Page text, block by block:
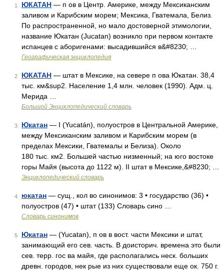
1 ЮКАТАН — п ов в Центр. Америке, между Мексиканским
заливом и Карибским морем; Мексика, Гватемала, Белиз.
По распространенной, но мало достоверной этимологии,
название Юкатан (Jucatan) возникло при первом контакте
испанцев с аборигенами: высадившийся в&#8230; …
Географическая энциклопедия
2 ЮКАТАН — штат в Мексике, на севере п ова Юкатан. 38,4
тыс. км&sup2. Население 1,4 млн. человек (1990). Адм. ц.
Мерида …
Большой Энциклопедический словарь
3 Юкатан — I (Yucatán), полуостров в Центральной Америке,
между Мексиканским заливом и Карибским морем (в
пределах Мексики, Гватемалы и Белиза). Около
180 тыс. км2. Большей частью низменный; на юго востоке
горы Майя (высота до 1122 м). II штат в Мексике,&#8230; …
Энциклопедический словарь
4 юкатан — сущ., кол во синонимов: 3 • государство (36) •
полуостров (47) • штат (133) Словарь сино …
Словарь синонимов
5 Юкатан — (Yucatan), п ов в вост. части Мексики и штат,
занимающий его сев. часть. В доисторич. времена это были
сев. терр. гос ва майя, где располагались неск. больших
древн. городов, нек рые из них существовали еще ок. 750 г.